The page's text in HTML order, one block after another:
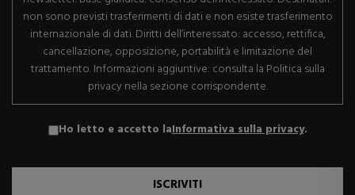
non sono previsti trasferimenti di dati e non esiste trasferimento
internazionale di dati. Diritti dell’interessato: accesso, rettifica,
cancellazione, opposizione, portabilità e limitazione del
trattamento. Informazioni aggiuntive: consulta la Politica sulla
privacy nella sezione corrispondente.
Ho letto e accetto laInformativa sulla privacy.
ISCRIVITI